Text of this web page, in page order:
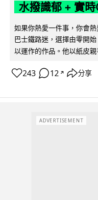
水撥識郁 + 實
如果你熱愛一件事，你會
巴士鐵路迷，選擇由零開
以運作的作品。他以紙皮
243 12 ↗ 分享
ADVERTISEMENT